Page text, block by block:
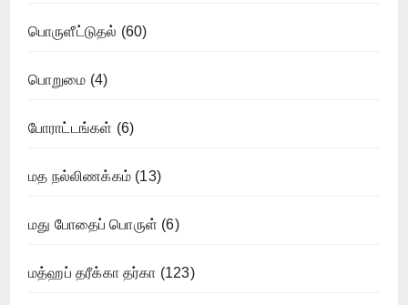
பொருளீட்டுதல் (60)
பொறுமை (4)
போராட்டங்கள் (6)
மத நல்லிணக்கம் (13)
மது போதைப் பொருள் (6)
மத்ஹப் தரீக்கா தர்கா (123)